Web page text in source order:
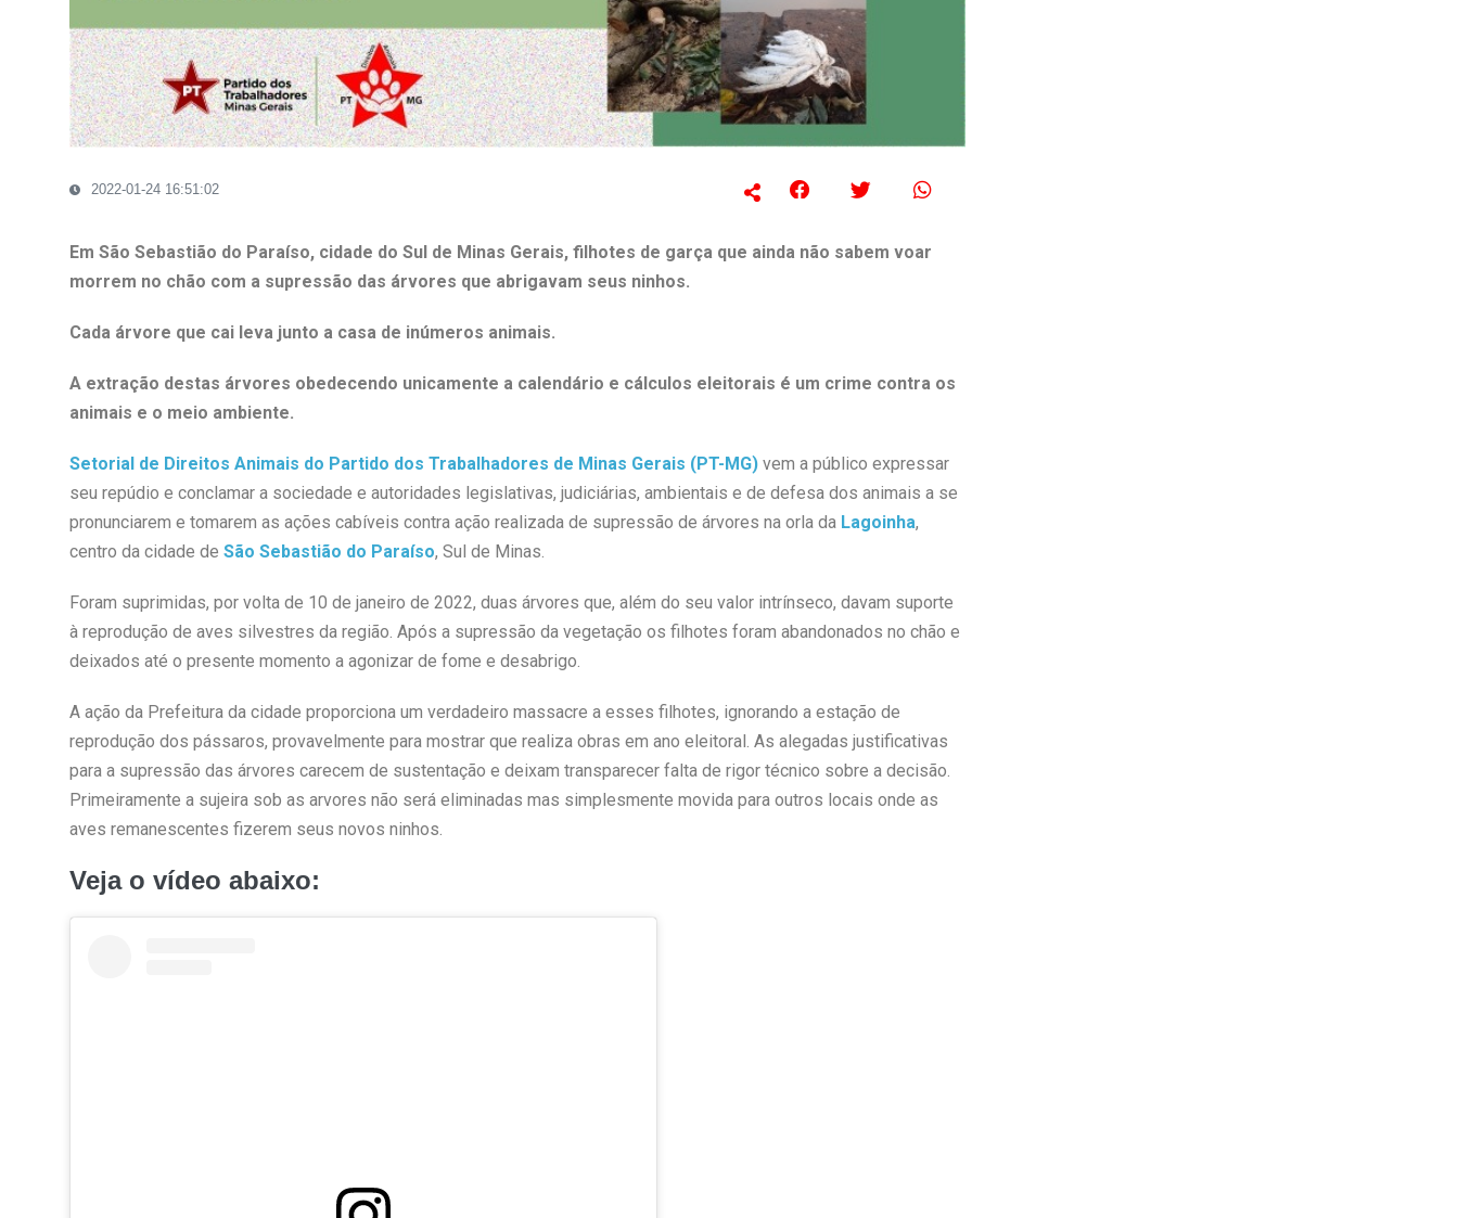
2022-01-24 16:51:02
Em São Sebastião do Paraíso, cidade do Sul de Minas Gerais, filhotes de garça que ainda não sabem voar
morrem no chão com a supressão das árvores que abrigavam seus ninhos.
Cada árvore que cai leva junto a casa de inúmeros animais.
A extração destas árvores obedecendo unicamente a calendário e cálculos eleitorais é um crime contra os
animais e o meio ambiente.
Setorial de Direitos Animais do Partido dos Trabalhadores de Minas Gerais (PT-MG)vem a público expressar
seu repúdio e conclamar a sociedade e autoridades legislativas, judiciárias, ambientais e de defesa dos animais a se
pronunciarem e tomarem as ações cabíveis contra ação realizada de supressão de árvores na orla da Lagoinha,
centro da cidade de São Sebastião do Paraíso, Sul de Minas.
Foram suprimidas, por volta de 10 de janeiro de 2022, duas árvores que, além do seu valor intrínseco, davam suporte
à reprodução de aves silvestres da região. Após a supressão da vegetação os filhotes foram abandonados no chão e
deixados até o presente momento a agonizar de fome e desabrigo.
A ação da Prefeitura da cidade proporciona um verdadeiro massacre a esses filhotes, ignorando a estação de
reprodução dos pássaros, provavelmente para mostrar que realiza obras em ano eleitoral. As alegadas justificativas
para a supressão das árvores carecem de sustentação e deixam transparecer falta de rigor técnico sobre a decisão.
Primeiramente a sujeira sob as arvores não será eliminadas mas simplesmente movida para outros locais onde as
aves remanescentes fizerem seus novos ninhos.
Veja o vídeo abaixo: